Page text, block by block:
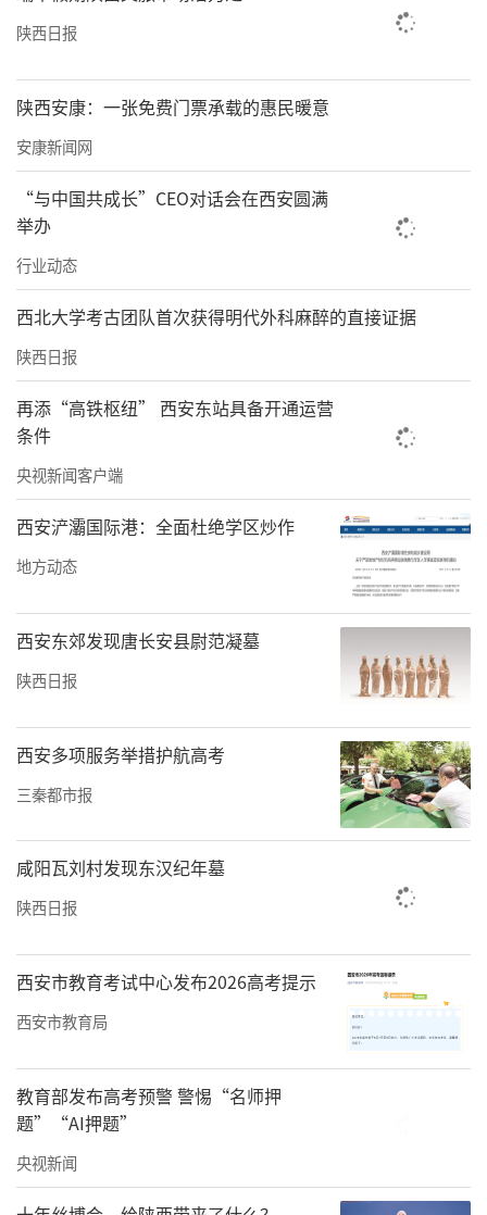
用高频超声波的热效应、机械效应和超声空化
和增生等，从而达到治疗痤疮、淡化色斑、淡
化瘢痕痕迹、修复疤痕、改善皮肤不发生组织
变性的情况下，通过促进局部血液循环，加快
皮肤新陈代谢等实现美容和减少皱纹等目的的
超声美容器械按照第三类医疗器械管理。利用
超声波的能量，在不发生组织变性的情况下，
通过促进局部血液循环，加快皮肤新陈代谢等
实现美容目的的超声美容器械按照第二类医疗
器械管理。
而国家药品监督管理局2024年8月发布的《医疗
器械管理法（草案征求意见稿）》显示，在尚
无有效或者更好治疗手段等特殊情况下，医师
取得患者明确知情同意后，可以采用医疗器械
说明书中未明确但具有循证医学证据的医疗器
械用法实施治疗。
记者暗访·黄金微针
元到6980元不等
10月17-21日，华商报大风新闻记者暗访西安7
家美容医院，发现均设有黄金微针与超声类美
容项目、配备相应器械并宣传可上脸使用。其
中，多品牌“黄金微针”的实际身份为第二类
表组织进行凝固或使其坏死，且7家医院均有使
用高频电灼仪。
记者发现，7家医院使用的“黄金微针”品牌多
样：
西安叶子医疗美容医院使用了半岛四代、思嘉
丽，西安伊美尔医疗美容医院使用了半岛四代
陕西日报
陕西安康：一张免费门票承载的惠民暖意
安康新闻网
“与中国共成长”CEO对话会在西安圆满
举办
行业动态
西北大学考古团队首次获得明代外科麻醉的直接证据
陕西日报
再添“高铁枢纽” 西安东站具备开通运营
条件
央视新闻客户端
西安浐灞国际港：全面杜绝学区炒作
地方动态
西安东郊发现唐长安县尉范凝墓
陕西日报
西安多项服务举措护航高考
三秦都市报
咸阳瓦刘村发现东汉纪年墓
陕西日报
西安市教育考试中心发布2026高考提示
西安市教育局
教育部发布高考预警 警惕“名师押
题”“AI押题”
央视新闻